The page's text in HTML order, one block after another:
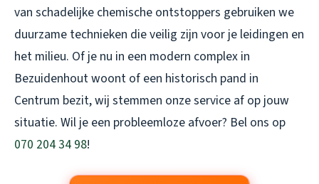
van schadelijke chemische ontstoppers gebruiken we
duurzame technieken die veilig zijn voor je leidingen en
het milieu. Of je nu in een modern complex in
Bezuidenhout woont of een historisch pand in
Centrum bezit, wij stemmen onze service af op jouw
situatie. Wil je een probleemloze afvoer? Bel ons op
070 204 34 98!